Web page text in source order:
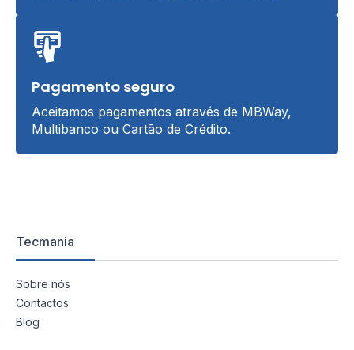
Pagamento seguro
Aceitamos pagamentos através de MBWay,
Multibanco ou Cartão de Crédito.
Tecmania
Sobre nós
Contactos
Blog